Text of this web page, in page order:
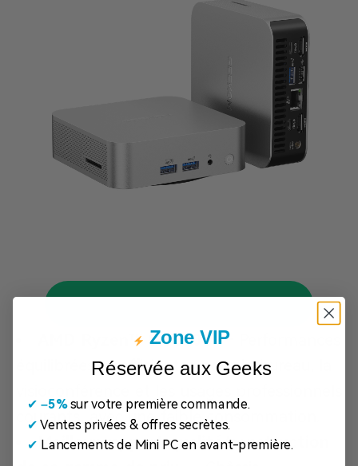
ACHETER MAINTENANT
AMD Ryzen™ 5 7530U— Performances
équilibrées et efficientes pour le bureau, la
courants, avec une faible consommation.
Meilleur rapport qualité/construction
Zone VIP
Réservée aux Geeks
✔ ​–5%sur votre première commande.
✔ Ventes privées & offres secrètes.
✔ Lancements de Mini PC en avant-première.